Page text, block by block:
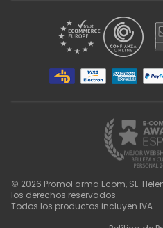
© 2026 PromoFarma Ecom, SL.
los derechos reservados.
Todos los productos incluyen IVA.